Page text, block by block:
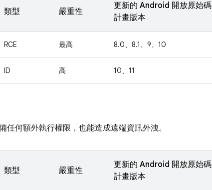
類型 嚴重性
更新的 Android 開放原始碼
計畫版本
RCE 最高 8.0、8.1、9、10
ID 高 10、11
何額外執行權限，也能造成遠端資訊外洩。
類型 嚴重性
更新的 Android 開放原始碼
計畫版本